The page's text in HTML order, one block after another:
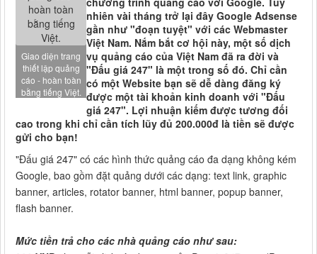
Giao diện trang
thiết lập quảng
cáo - hoàn toàn
bằng tiếng Việt.
nhiên vài tháng trở lại đây Google Adsense
gần như "đoạn tuyệt" với các Webmaster
Việt Nam. Nắm bắt cơ hội này, một số dịch
vụ quảng cáo của Việt Nam đã ra đời và
"Đấu giá 247" là một trong số đó. Chỉ cần
có một Website bạn sẽ dễ dàng đăng ký
được một tài khoản kinh doanh với "Đấu
giá 247". Lợi nhuận kiếm được tương đối
cao trong khi chỉ cần tích lũy đủ 200.000đ là tiền sẽ được
gửi cho bạn!
"Đấu giá 247" có các hình thức quảng cáo đa dạng không kém
Google, bao gồm đặt quảng dưới các dạng: text link, graphic
banner, articles, rotator banner, html banner, popup banner,
flash banner.
Mức tiền trả cho các nhà quảng cáo như sau: